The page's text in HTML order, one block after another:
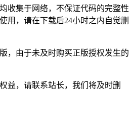
收集于网络，不保证代码的完整性
用，请在下载后24小时之内自觉删
，由于未及时购买正版授权发生的
益，请联系站长，我们将及时删